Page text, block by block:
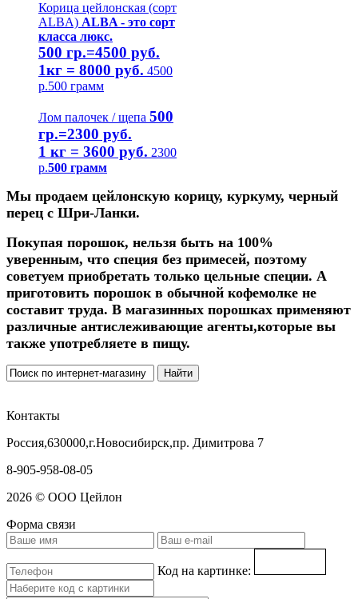
Корица цейлонская (сорт
ALBA) ALBA - это сорт
класса люкс.
500 гр.=4500 руб.
1кг = 8000 руб. 4500
р.500 грамм
Лом палочек / щепа 500
гр.=2300 руб.
1 кг = 3600 руб. 2300
р.500 грамм
Мы продаем цейлонскую корицу, куркуму, черный
перец с Шри-Ланки.
Покупая порошок, нельзя быть на 100%
уверенным, что специя без примесей, поэтому
советуем приобретать только цельные специи. А
приготовить порошок в обычной кофемолке не
составит труда. В магазинных порошках применяют
различные антислеживающие агенты,которые вы
также употребляете в пищу.
Контакты
Россия,630000,г.Новосибирск,пр. Димитрова 7
8-905-958-08-05
2026 © ООО Цейлон
Форма связи
Код на картинке: